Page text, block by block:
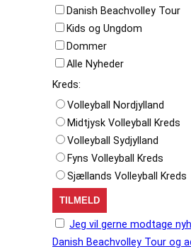
Danish Beachvolley Tour
Kids og Ungdom
Dommer
Alle Nyheder
Kreds:
Volleyball Nordjylland
Midtjysk Volleyball Kreds
Volleyball Sydjylland
Fyns Volleyball Kreds
Sjællands Volleyball Kreds
Jeg vil gerne modtage
Danish Beachvolley Tour og